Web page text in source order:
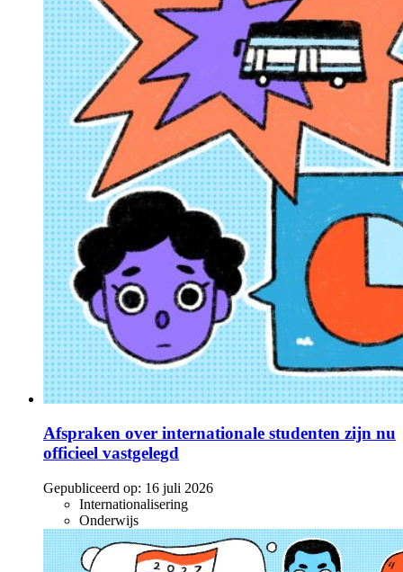
Afspraken over internationale studenten zijn nu
officieel vastgelegd
Gepubliceerd op: 16 juli 2026
Internationalisering
Onderwijs